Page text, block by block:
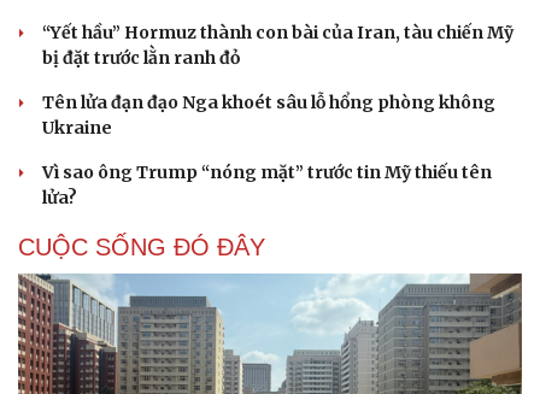
“Yết hầu” Hormuz thành con bài của Iran, tàu chiến Mỹ
bị đặt trước lằn ranh đỏ
Tên lửa đạn đạo Nga khoét sâu lỗ hổng phòng không
Ukraine
Vì sao ông Trump “nóng mặt” trước tin Mỹ thiếu tên
lửa?
CUỘC SỐNG ĐÓ ĐÂY